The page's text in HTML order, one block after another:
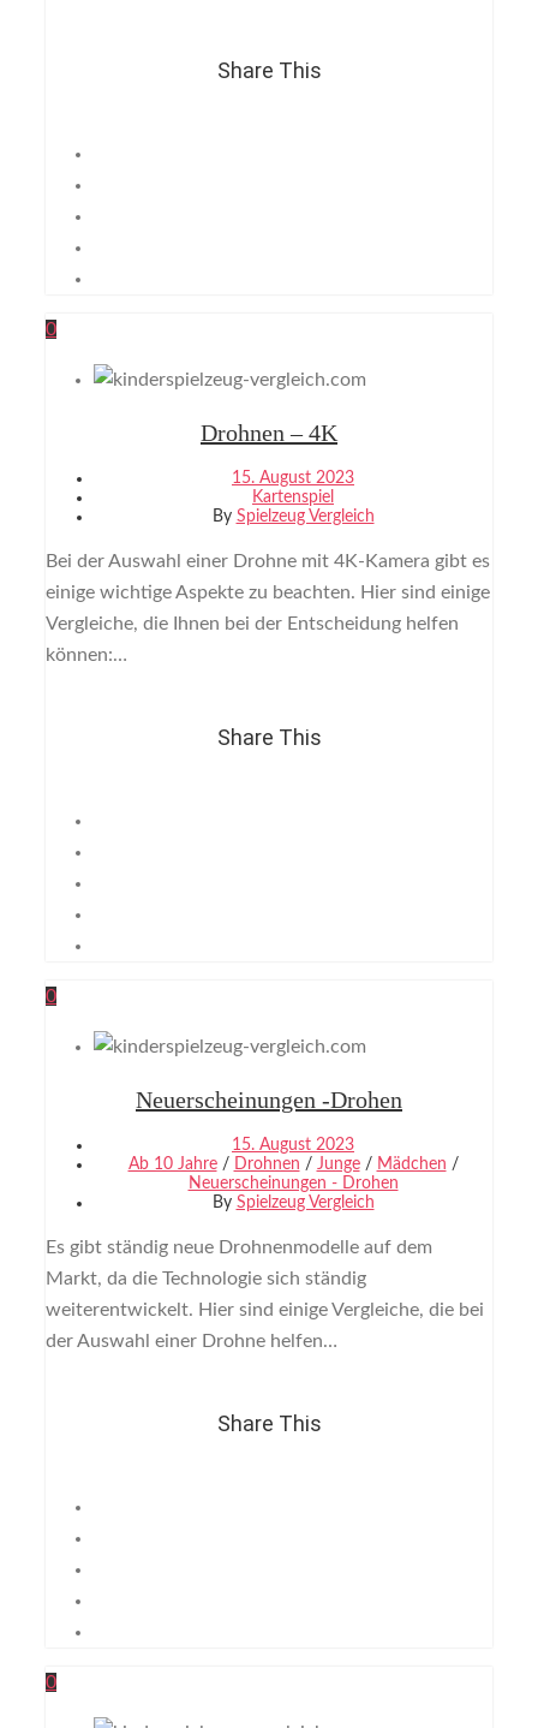
Share This
0
Drohnen – 4K
15. August 2023
Kartenspiel
By Spielzeug Vergleich
Bei der Auswahl einer Drohne mit 4K-Kamera gibt es
einige wichtige Aspekte zu beachten. Hier sind einige
Vergleiche, die Ihnen bei der Entscheidung helfen
können:…
Share This
0
Neuerscheinungen -Drohen
15. August 2023
Ab 10 Jahre/ Drohnen / Junge/ Mädchen /
Neuerscheinungen - Drohen
By Spielzeug Vergleich
Es gibt ständig neue Drohnenmodelle auf dem
Markt, da die Technologie sich ständig
weiterentwickelt. Hier sind einige Vergleiche, die bei
der Auswahl einer Drohne helfen…
Share This
0